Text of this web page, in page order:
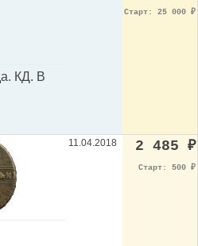
КД. В
Старт: 25 000 ₽
11.04.2018 2 485 ₽
Старт: 500 ₽